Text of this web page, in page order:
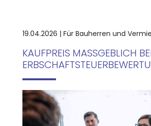
19.04.2026 | Für Bauherren und
KAUFPREIS MASSGEBLICH BEI